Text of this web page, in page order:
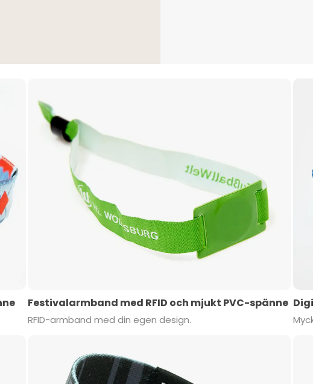
Festivalarmband med RFID och mjukt PVC-spänne
RFID-armband med din egen design.